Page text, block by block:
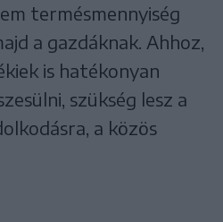
termésmennyiség
a gazdáknak. Ahhoz,
is hatékonyan
szükség lesz a
a közös